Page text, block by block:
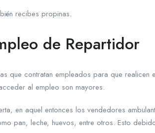
recibes propinas.
de Repartidor
que contratan empleados para que realicen
al empleo son mayores.
en aquel entonces los vendedores
pan, leche, huevos, entre otros. Esto